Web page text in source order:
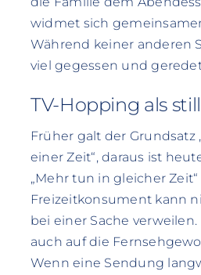
widmet sich
Während keiner anderen
viel gegessen und
TV-Hopping als
Früher galt der Grundsatz
einer Zeit“, daraus ist
„Mehr tun in gleicher
Freizeitkonsument kann
bei einer Sache
auch auf die
Wenn eine Sendung